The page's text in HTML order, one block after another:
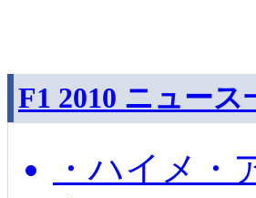
F1 2010 ニュース
・ハイメ・